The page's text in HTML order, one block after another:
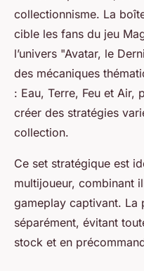
collectionnisme. La
cible les fans du jeu
l’univers "Avatar, le
des mécaniques
: Eau, Terre, Feu et Air,
créer des stratégies
collection.
Ce set stratégique est
multijoueur, combinant
gameplay captivant. La
séparément, évitant
stock et en